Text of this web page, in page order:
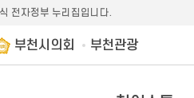
전자정부 누리집입니다.
부천시의회 부천관광